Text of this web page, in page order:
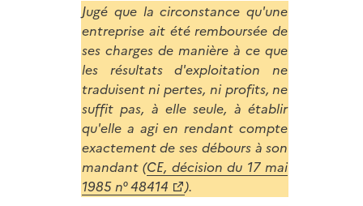
Jugé que la circonstance qu'une
entreprise ait été remboursée de
ses charges de manière à ce que
les résultats d'exploitation ne
traduisent ni pertes, ni profits, ne
suffit pas, à elle seule, à établir
qu'elle a agi en rendant compte
exactement de ses débours à son
mandant (CE, décision du 17 mai
1985 n° 48414
).